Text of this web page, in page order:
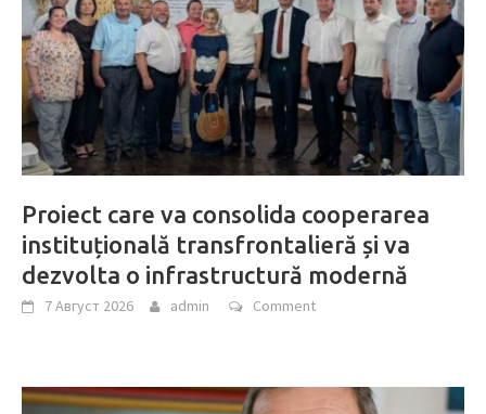
Proiect care va consolida cooperarea
instituțională transfrontalieră și va
dezvolta o infrastructură modernă
7 Август 2026 admin Comment